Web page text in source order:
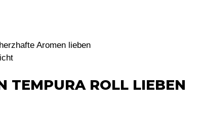
Aromen lieben
TEMPURA ROLL LIEBEN